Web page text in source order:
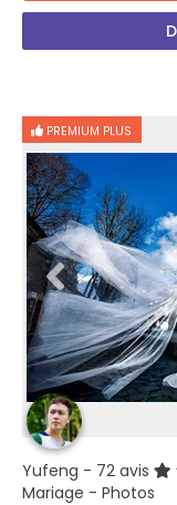
PREMIUM PLUS
Yufeng - 72 avis
Mariage - Photos